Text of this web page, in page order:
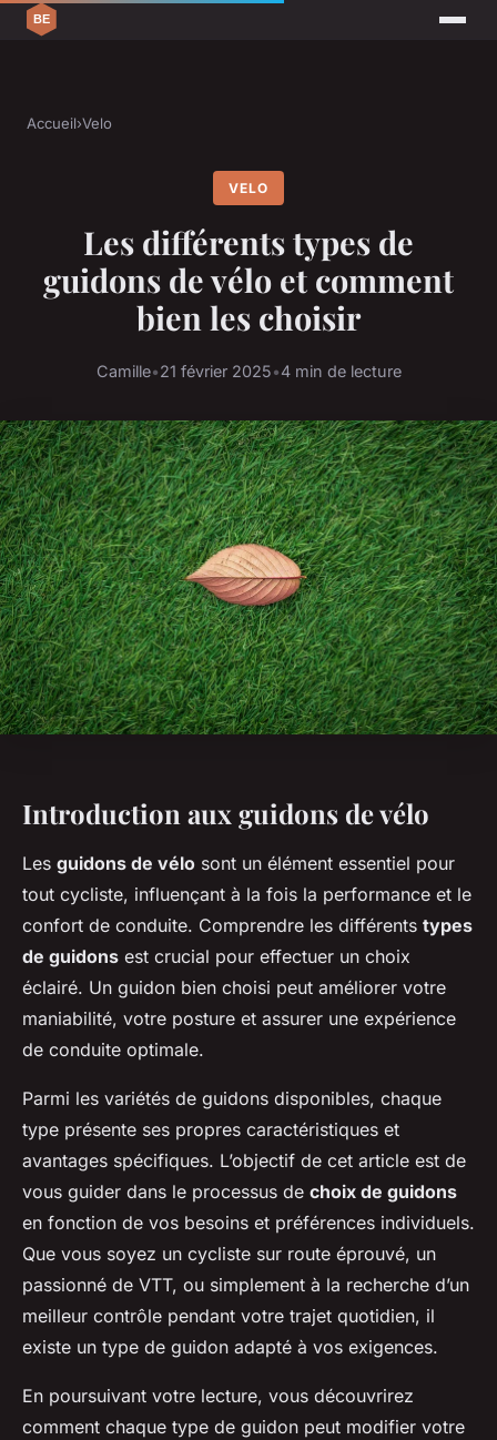
Accueil›Velo
VELO
Les différents types de
guidons de vélo et comment
bien les choisir
Camille•21 février 2025•4 min de lecture
Introduction aux guidons de vélo
Les guidons de vélo sont un élément essentiel pour
tout cycliste, influençant à la fois la performance et le
confort de conduite. Comprendre les différents types
de guidons est crucial pour effectuer un choix
éclairé. Un guidon bien choisi peut améliorer votre
maniabilité, votre posture et assurer une expérience
de conduite optimale.
Parmi les variétés de guidons disponibles, chaque
type présente ses propres caractéristiques et
avantages spécifiques. L’objectif de cet article est de
vous guider dans le processus de choix de guidons
en fonction de vos besoins et préférences individuels.
Que vous soyez un cycliste sur route éprouvé, un
passionné de VTT, ou simplement à la recherche d’un
meilleur contrôle pendant votre trajet quotidien, il
existe un type de guidon adapté à vos exigences.
En poursuivant votre lecture, vous découvrirez
comment chaque type de guidon peut modifier votre